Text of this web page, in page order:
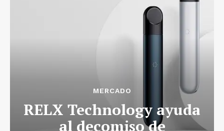
MERCADO
RELX Technology ayuda
al decomiso de